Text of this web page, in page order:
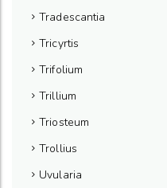
Tradescantia
Tricyrtis
Trifolium
Trillium
Triosteum
Trollius
Uvularia